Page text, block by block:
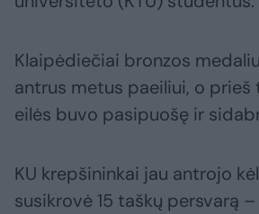
Klaipėdiečiai bronzos
antrus metus paeiliui, o prieš
eilės buvo pasipuošę ir
KU krepšininkai jau antrojo
susikrovė 15 taškų persvarą